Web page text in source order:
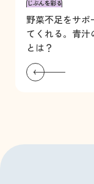
じぶんを彩る
野菜不足をサポ
てくれる。青汁
とは？